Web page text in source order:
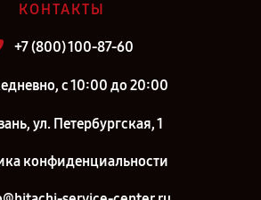
КОНТАКТЫ
+7 (800) 100-87-60
с 10:00 до 20:00
ул. Петербургская, 1
конфиденциальности